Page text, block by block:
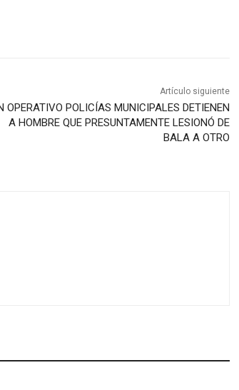
Artículo siguiente
OPERATIVO POLICÍAS MUNICIPALES DETIENEN
A HOMBRE QUE PRESUNTAMENTE LESIONÓ DE
BALA A OTRO